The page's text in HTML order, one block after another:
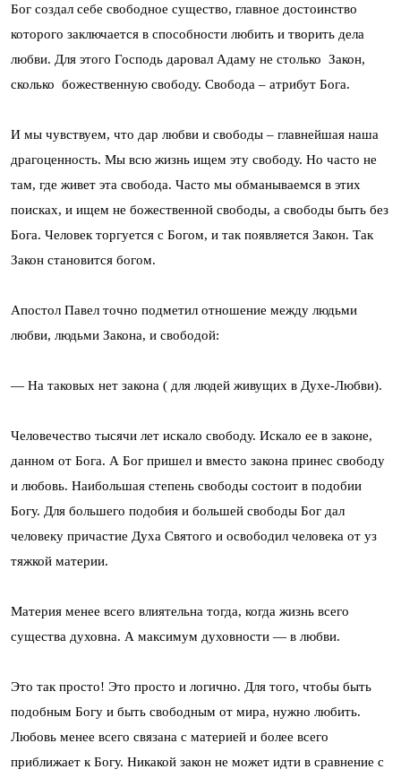
Бог создал себе свободное существо, главное достоинство
которого заключается в способности любить и творить дела
любви. Для этого Господь даровал Адаму не столько Закон,
сколько божественную свободу. Свобода – атрибут Бога.
И мы чувствуем, что дар любви и свободы – главнейшая наша
драгоценность. Мы всю жизнь ищем эту свободу. Но часто не
там, где живет эта свобода. Часто мы обманываемся в этих
поисках, и ищем не божественной свободы, а свободы быть без
Бога. Человек торгуется с Богом, и так появляется Закон. Так
Закон становится богом.
Апостол Павел точно подметил отношение между людьми
любви, людьми Закона, и свободой:
— На таковых нет закона ( для людей живущих в Духе-Любви).
Человечество тысячи лет искало свободу. Искало ее в законе,
данном от Бога. А Бог пришел и вместо закона принес свободу
и любовь. Наибольшая степень свободы состоит в подобии
Богу. Для большего подобия и большей свободы Бог дал
человеку причастие Духа Святого и освободил человека от уз
тяжкой материи.
Материя менее всего влиятельна тогда, когда жизнь всего
существа духовна. А максимум духовности — в любви.
Это так просто! Это просто и логично. Для того, чтобы быть
подобным Богу и быть свободным от мира, нужно любить.
Любовь менее всего связана с материей и более всего
приближает к Богу. Никакой закон не может идти в сравнение с